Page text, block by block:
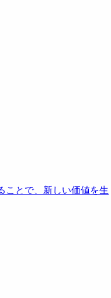
ことで、新しい価値を生